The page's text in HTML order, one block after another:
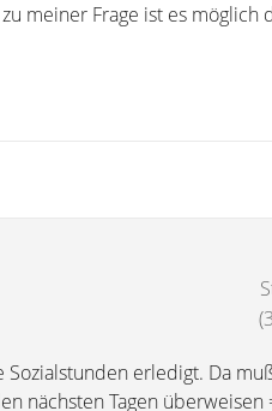
meiner Frage ist es möglich
erledigt. Da
nächsten Tagen überweisen